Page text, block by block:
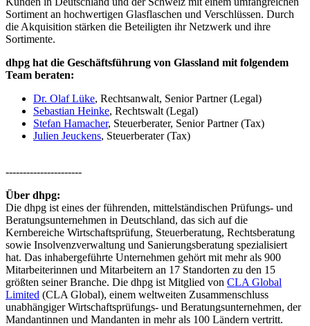
Sortiment an hochwertigen Glasflaschen und Verschlüssen. Durch
die Akquisition stärken die Beteiligten ihr Netzwerk und ihre
Sortimente.
dhpg hat die Geschäftsführung von Glassland mit folgendem
Team beraten:
Dr. Olaf Lüke, Rechtsanwalt, Senior Partner (Legal)
Sebastian Heinke, Rechtswalt (Legal)
Stefan Hamacher, Steuerberater, Senior Partner (Tax)
Julien Jeuckens, Steuerberater (Tax)
----------------------
Über dhpg:
Die dhpg ist eines der führenden, mittelständischen Prüfungs- und
Beratungsunternehmen in Deutschland, das sich auf die
Kernbereiche Wirtschaftsprüfung, Steuerberatung, Rechtsberatung
sowie Insolvenzverwaltung und Sanierungsberatung spezialisiert
hat. Das inhabergeführte Unternehmen gehört mit mehr als 900
Mitarbeiterinnen und Mitarbeitern an 17 Standorten zu den 15
größten seiner Branche. Die dhpg ist Mitglied von CLA Global
Limited (CLA Global), einem weltweiten Zusammenschluss
unabhängiger Wirtschaftsprüfungs- und Beratungsunternehmen, der
Mandantinnen und Mandanten in mehr als 100 Ländern vertritt.